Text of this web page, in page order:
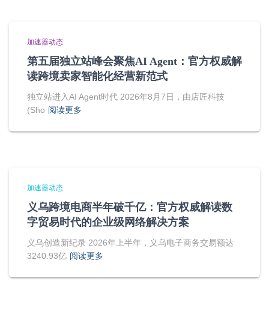
加速器动态
第五届独立站峰会聚焦AI Agent：官方权威解
读跨境卖家智能化经营新范式
独立站进入AI Agent时代 2026年8月7日，由店匠科技
(Sho 阅读更多
加速器动态
义乌跨境电商半年破千亿：官方权威解读数
字贸易时代的企业级网络解决方案
义乌创造新纪录 2026年上半年，义乌电子商务交易额达
3240.93亿 阅读更多